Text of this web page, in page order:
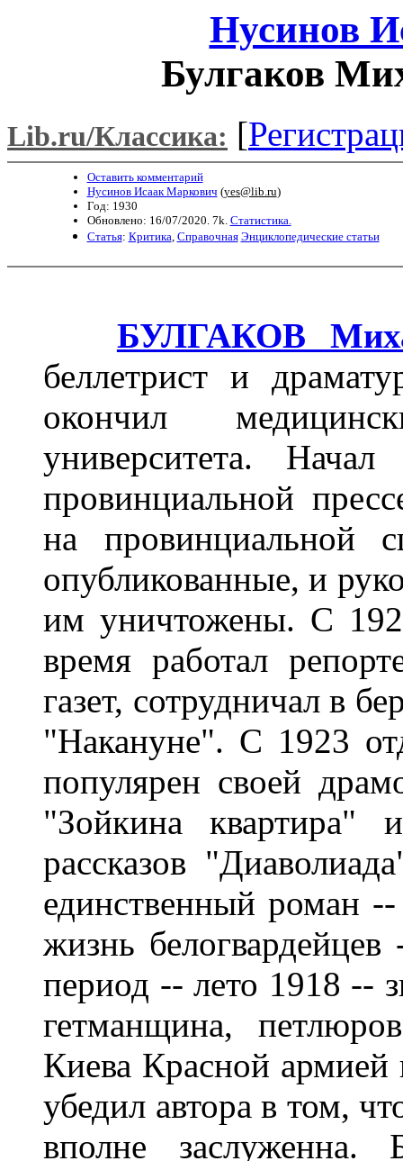
Нусинов
Булгаков
Lib.ru/Классика: [
Оставить комментарий
Нусинов Исаак Маркович (yes@lib.ru)
Год: 1930
Обновлено: 16/07/2020. 7k. Статистика.
Статья: Критика Справочная Энциклопедические статьи
БУЛГАКОВ
беллетрист и
окончил
университета.
провинциальной
на провинциальной
опубликованные, и
им уничтожены. С
время работал
газет, сотрудничал в
"Накануне". С 1923
популярен своей
"Зойкина квартира"
рассказов
единственный роман
жизнь
период -- лето 1918 --
гетманщина,
Киева Красной армией
убедил автора в том,
вполне